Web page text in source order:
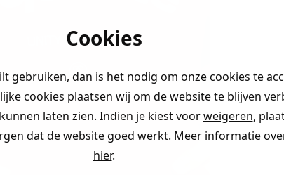
Cookies
gebruiken, dan is het nodig om onze cookies te
cookies plaatsen wij om de website te blijven
laten zien. Indien je kiest voorweigeren,
dat de website goed werkt. Meer informatie
hier.